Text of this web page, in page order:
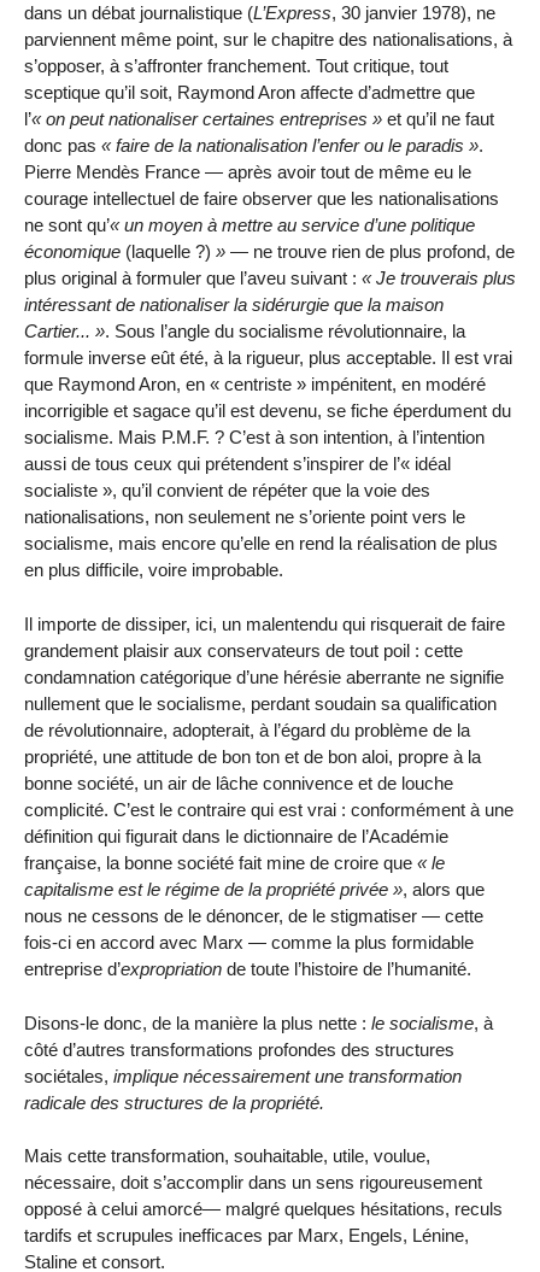
dans un débat journa­listique (L’Express, 30 janvier 1978), ne
parviennent même point, sur le chapitre des nationalisations, à
s’opposer, à s’affronter franchement. Tout critique, tout
sceptique qu’il soit, Raymond Aron affecte d’ad­mettre que
l’
on peut nationaliser certaines entreprises
et qu’il ne faut
donc pas
faire de la nationalisation l’enfer ou le paradis
.
Pierre Mendès France — après avoir tout de même eu le
courage intellectuel de faire observer que les nationalisations
ne sont qu’
un moyen à mettre au service d’une politique
économique (laquelle ?)
— ne trouve rien de plus profond, de
plus original à formuler que l’aveu suivant :
Je trouverais plus
intéressant de nationaliser la sidé­rurgie que la maison
Cartier...
. Sous l’angle du socialisme révo­lutionnaire, la
formule inverse eût été, à la rigueur, plus acceptable. Il est vrai
que Raymond Aron, en « centriste » impénitent, en modéré
incorrigible et sagace qu’il est devenu, se fiche éperdument du
socia­lisme. Mais P.M.F. ? C’est à son intention, à l’intention
aussi de tous ceux qui prétendent s’inspirer de l’« idéal
socialiste », qu’il convient de répéter que la voie des
nationalisations, non seulement ne s’oriente point vers le
socialisme, mais encore qu’elle en rend la réalisation de plus
en plus difficile, voire improbable.
Il importe de dissiper, ici, un malentendu qui risquerait de faire
grandement plaisir aux conservateurs de tout poil : cette
condam­nation catégorique d’une hérésie aberrante ne signifie
nullement que le socialisme, perdant soudain sa qualification
de révolutionnaire, adopterait, à l’égard du problème de la
propriété, une attitude de bon ton et de bon aloi, propre à la
bonne société, un air de lâche connivence et de louche
complicité. C’est le contraire qui est vrai : conformément à une
définition qui figurait dans le dictionnaire de l’Académie
française, la bonne société fait mine de croire que
le
capitalisme est le régime de la propriété privée
, alors que
nous ne cessons de le dénoncer, de le stigmatiser — cette
fois-ci en accord avec Marx — comme la plus formidable
entreprise d’expropriation de toute l’histoire de l’humanité.
Disons-le donc, de la manière la plus nette : le socialisme, à
côté d’autres transformations profondes des structures
sociétales, implique nécessairement une transformation
radicale des structures de la propriété.
Mais cette transformation, souhaitable, utile, voulue,
nécessaire, doit s’accomplir dans un sens rigoureusement
opposé à celui amorcé— malgré quelques hésitations, reculs
tardifs et scrupules inefficaces par Marx, Engels, Lénine,
Staline et consort.